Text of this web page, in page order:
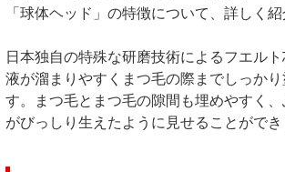
「球体ヘッド」の特徴について、詳しく紹
日本独自の特殊な研磨技術によるフエル
液が溜まりやすくまつ毛の際までしっかり
す。まつ毛とまつ毛の隙間も埋めやすく
がびっしり生えたように見せることができ